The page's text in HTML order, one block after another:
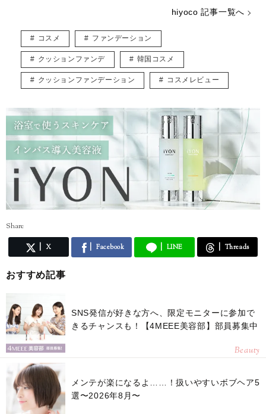
これまでの経験と知識を活かし、読者の「知りたい！」に寄り添った記
「忙しい毎日でも、美しさと楽しさを忘れずに」そんな想いを込めて、
コスメの魅力をお届けします！
hiyoco 記事一覧へ
コスメ ファンデーション
クッションファンデ 韓国コスメ
クッションファンデーション コスメレビュー
Share
X Facebook LINE Threads
おすすめ記事
SNS発信が好きな方へ、限定モニターに参加で
きるチャンスも！【4MEEE美容部】部員募集中
Beauty
メンテが楽になるよ……！扱いやすいボブヘア5
選〜2026年8月〜